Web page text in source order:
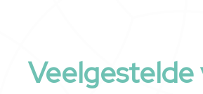
Veelgestelde